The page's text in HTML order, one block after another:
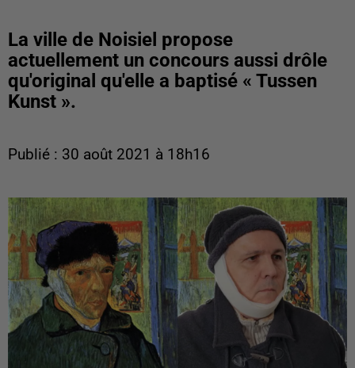
La ville de Noisiel propose
actuellement un concours aussi drôle
qu'original qu'elle a baptisé « Tussen
Kunst ».
Publié : 30 août 2021 à 18h16